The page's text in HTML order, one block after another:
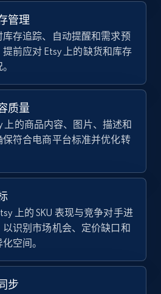
Description, Currency, Initial
TikTok shop products
Description, Currency, Initial
percent, and more.
管理
库存追踪、自动提醒和需求预
前应对 Etsy 上的缺货和库存
质量
上的商品内容、图片、描述和
保符合电商平台标准并优化转
上的 SKU 表现与竞争对手进
以识别市场机会、定价缺口和
空间。
步